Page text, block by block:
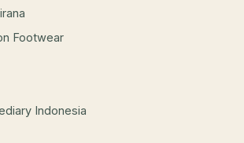
Footwear
Indonesia